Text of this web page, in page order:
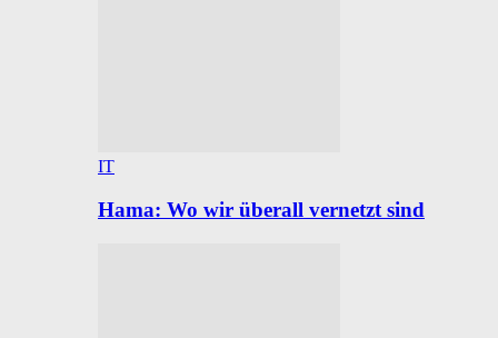
IT
Hama: Wo wir überall vernetzt sind